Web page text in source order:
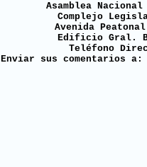
Asamblea
Complejo
Avenida
Edificio Gral.
Teléfono
Enviar sus comentarios